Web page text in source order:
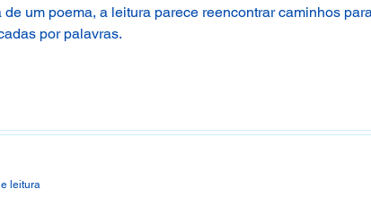
de um poema, a leitura parece reencontrar caminhos
por palavras.
leitura